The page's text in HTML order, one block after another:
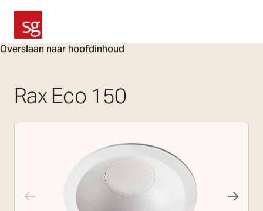
Overslaan naar hoofdinhoud
SG Armaturen
Rax Eco 150